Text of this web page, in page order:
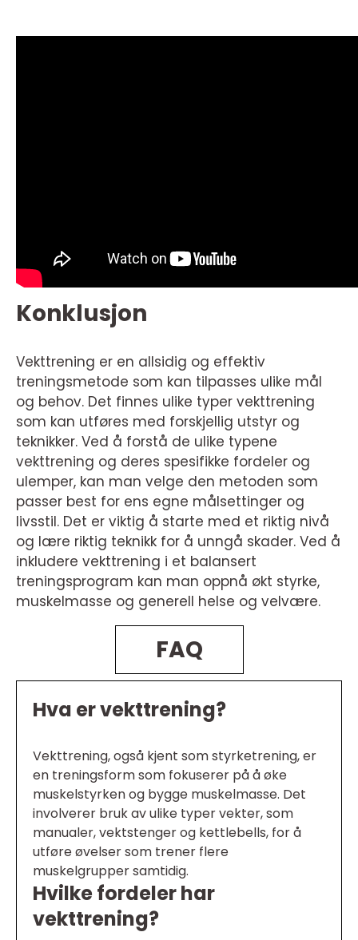
Konklusjon
Vekttrening er en allsidig og effektiv
treningsmetode som kan tilpasses ulike mål
og behov. Det finnes ulike typer vekttrening
som kan utføres med forskjellig utstyr og
teknikker. Ved å forstå de ulike typene
vekttrening og deres spesifikke fordeler og
ulemper, kan man velge den metoden som
passer best for ens egne målsettinger og
livsstil. Det er viktig å starte med et riktig nivå
og lære riktig teknikk for å unngå skader. Ved å
inkludere vekttrening i et balansert
treningsprogram kan man oppnå økt styrke,
muskelmasse og generell helse og velvære.
FAQ
Hva er vekttrening?
Vekttrening, også kjent som styrketrening, er
en treningsform som fokuserer på å øke
muskelstyrken og bygge muskelmasse. Det
involverer bruk av ulike typer vekter, som
manualer, vektstenger og kettlebells, for å
utføre øvelser som trener flere
muskelgrupper samtidig.
Hvilke fordeler har
vekttrening?